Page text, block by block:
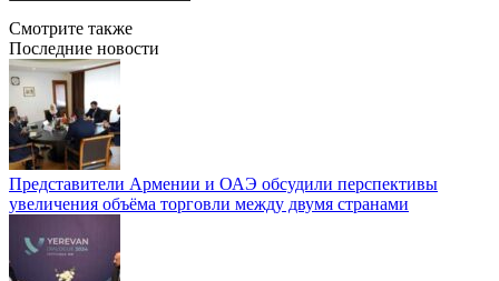
Смотрите также
Последние новости
Представители Армении и ОАЭ обсудили перспективы
увеличения объёма торговли между двумя странами